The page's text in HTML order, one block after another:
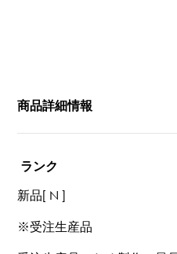
商品詳細情報
ランク
新品[ N ]
※受注生産品